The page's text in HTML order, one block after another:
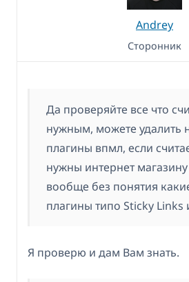
Andrey
Сторонник
Да проверяйте все что
нужным, можете удалить
плагины впмл, если
нужны интернет
вообще без понятия
плагины типо Sticky
Я проверю и дам Вам знать.